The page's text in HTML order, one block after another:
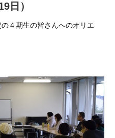
日）
４期生の皆さんへのオリエ